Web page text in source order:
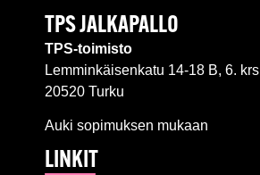
TPS JALKAPALLO
TPS-toimisto
Lemminkäisenkatu 14-18 B, 6. krs
20520 Turku
Auki sopimuksen mukaan
LINKIT